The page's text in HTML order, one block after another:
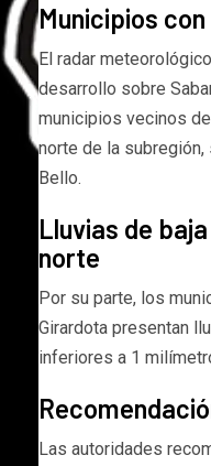
Municipios
El radar
desarrollo sobre
municipios vecinos
norte de la
Bello.
Lluvias de
norte
Por su parte, los
Girardota presentan
inferiores a 1
Las autoridades